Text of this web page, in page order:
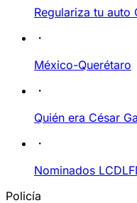
Regulariza tu auto
México-Querétaro
Quién era César
Nominados
Policía